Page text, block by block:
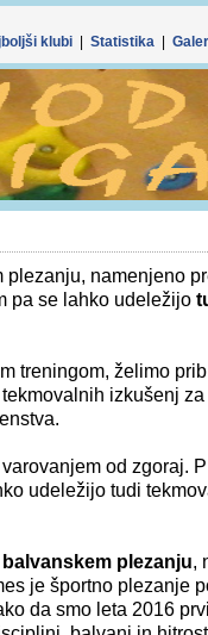
Spletno
Z nadaljnjo
plezanju, namenjeno
pa se lahko udeležijo
treningom, želimo
izkušenj